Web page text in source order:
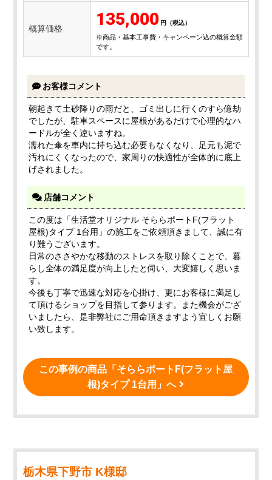
概算価格 135,000
※商品・基本工事費・キャンペーン込の概算金額
です。
お客様コメント
朝起きて土砂降りの雨だと、ゴミ出しに行くのすら億劫
でしたが、駐車スペースに屋根があるだけで心理的なハ
ードルが全く違いますね。
濡れた傘を車内に持ち込む必要もなくなり、足元も泥で
汚れにくくなったので、家周りの快適性が全体的に底上
げされました。
店舗コメント
この度は「生活堂オリジナル そららポートF(フラット
屋根)タイプ 1台用」の施工をご依頼頂きまして、誠に有
り難うございます。
日常のささやかな移動のストレスを取り除くことで、暮
らし全体の満足度が向上したと伺い、大変嬉しく思いま
す。
今後も丁寧で迅速な対応を心掛け、更にお客様に満足し
て頂けるショップを目指して参ります。また機会がござ
いましたら、是非弊社にご用命頂きますよう宜しくお願
い致します。
この事例の商品「そららポートF(フラット屋
根)タイプ 1台用」へ
栃木県下野市 K様邸